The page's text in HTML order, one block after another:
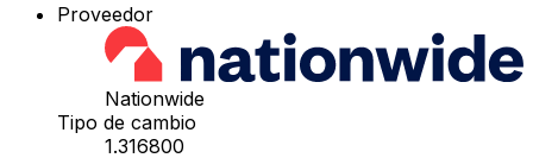
Proveedor
Nationwide
Tipo de cambio
1.316800